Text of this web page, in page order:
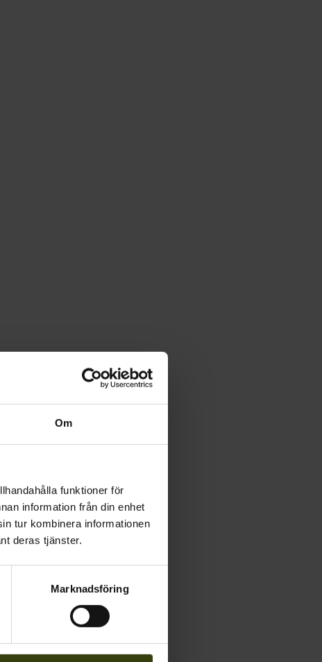
Om
funktioner för
information från din enhet
tur kombinera informationen
deras tjänster.
Marknadsföring